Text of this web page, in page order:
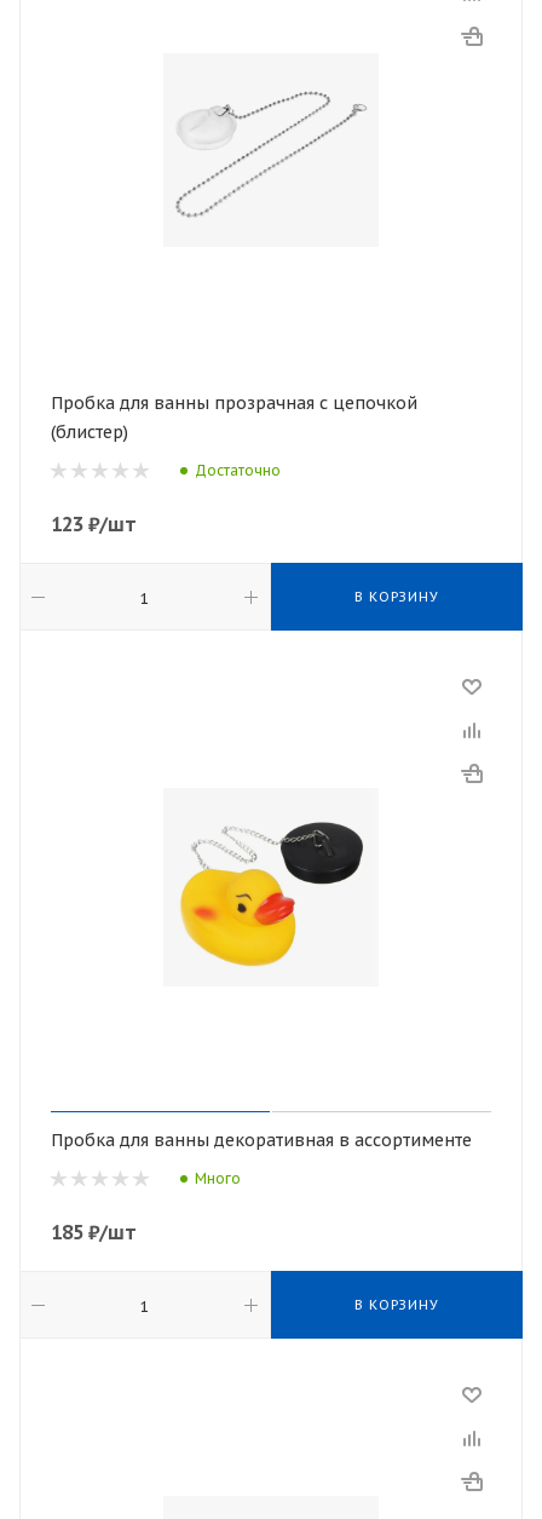
Пробка для ванны прозрачная с цепочкой
(блистер)
Достаточно
123 ₽/шт
В КОРЗИНУ
Пробка для ванны декоративная в ассортименте
Много
185 ₽/шт
В КОРЗИНУ